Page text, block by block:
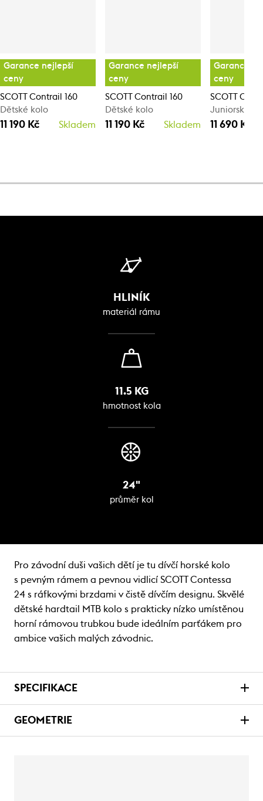
Garance nejlepší
ceny
SCOTT Contrail 160
Dětské kolo
11 190 Kč Skladem
Garance nejlepší
ceny
SCOTT Contrail 160
Dětské kolo
11 190 Kč Skladem
Garance
ceny
SCOTT
Juniorské
11 690 Kč
HLINÍK
materiál rámu
11.5 KG
hmotnost kola
24"
průměr kol
Pro závodní duši vašich dětí je tu dívčí horské kolo
s pevným rámem a pevnou vidlicí SCOTT Contessa
24 s ráfkovými brzdami v čistě dívčím designu. Skvělé
dětské hardtail MTB kolo s prakticky nízko umístěnou
horní rámovou trubkou bude ideálním parťákem pro
ambice vašich malých závodnic.
SPECIFIKACE
GEOMETRIE